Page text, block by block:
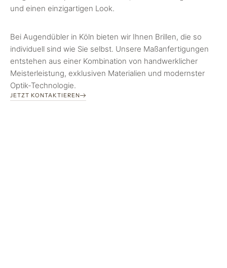
und einen einzigartigen Look.
Bei Augendübler in Köln bieten wir Ihnen Brillen, die so
individuell sind wie Sie selbst. Unsere Maßanfertigungen
entstehen aus einer Kombination von handwerklicher
Meisterleistung, exklusiven Materialien und modernster
Optik-Technologie.
JETZT KONTAKTIEREN